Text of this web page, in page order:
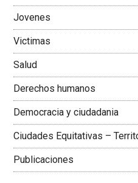
Jovenes
Victimas
Salud
Derechos humanos
Democracia y ciudadania
Ciudades Equitativas –
Publicaciones